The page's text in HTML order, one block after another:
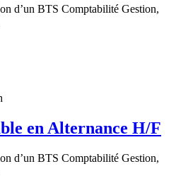
d’un BTS Comptabilité Gestion,
en Alternance H/F
d’un BTS Comptabilité Gestion,